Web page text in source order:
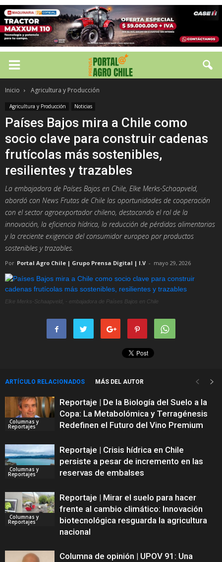
Inicio Agricultura y Producción
Agricultura y Producción Noticias
Países Bajos mira a Chile como
socio clave para construir cadenas
frutícolas más sostenibles,
resilientes y trazables
La embajadora de Países Bajos en Chile, Elke Merks-Schaapveld,
abordó con News Frutas de Chile las oportunidades de cooperación
con el sector agroexportador chileno, destacando el rol de la
innovación, la eficiencia hídrica, la reducción de pérdidas alimentarias
y la creciente exigencia del consumidor europeo por productos
sostenibles y trazables.
Por Portal Agro Chile | Grupo Prensa Digital | I.V - mayo 29, 2026
Elke Merks-Schaapveld, - embajadora de Países Bajos en Chile
ARTÍCULO RELACIONADOS MÁS DEL AUTOR
Columnas y
Reportajes
Reportaje | De la Biología del Suelo a la
Copa: La Metabolómica y Terragénesis
Redefinen el Futuro del Vino Premium
Columnas y
Reportajes
Reportaje | Crisis hídrica en Chile
persiste a pesar de incremento en las
reservas de embalses
Columnas y
Reportajes
Reportaje | Mirar el suelo para hacer
frente al cambio climático: Innovación
biotecnológica resguarda la agricultura
nacional
Columna de opinión | UPOV 91: Una